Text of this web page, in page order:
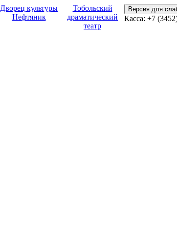
Дворец культуры
Нефтяник
Тобольский
драматический
театр
Версия для
Касса: +7